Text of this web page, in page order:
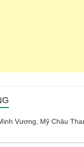
Vương, Mỹ Châu